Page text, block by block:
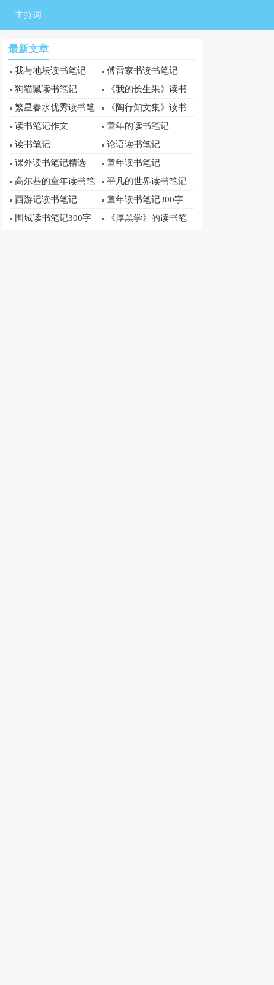
主持词
最新文章
我与地坛读书笔记
傅雷家书读书笔记
狗猫鼠读书笔记
《我的长生果》读书
笔记
繁星春水优秀读书笔
记
《陶行知文集》读书
笔记
读书笔记作文
童年的读书笔记
读书笔记
论语读书笔记
课外读书笔记精选
童年读书笔记
高尔基的童年读书笔
记
平凡的世界读书笔记
西游记读书笔记
童年读书笔记300字
围城读书笔记300字
《厚黑学》的读书笔